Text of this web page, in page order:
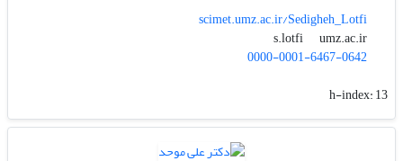
scimet.umz.ac.ir/Sedigheh_Lotfi
s.lotfi
umz.ac.ir
0000-0001-6467-0642
h-index:13